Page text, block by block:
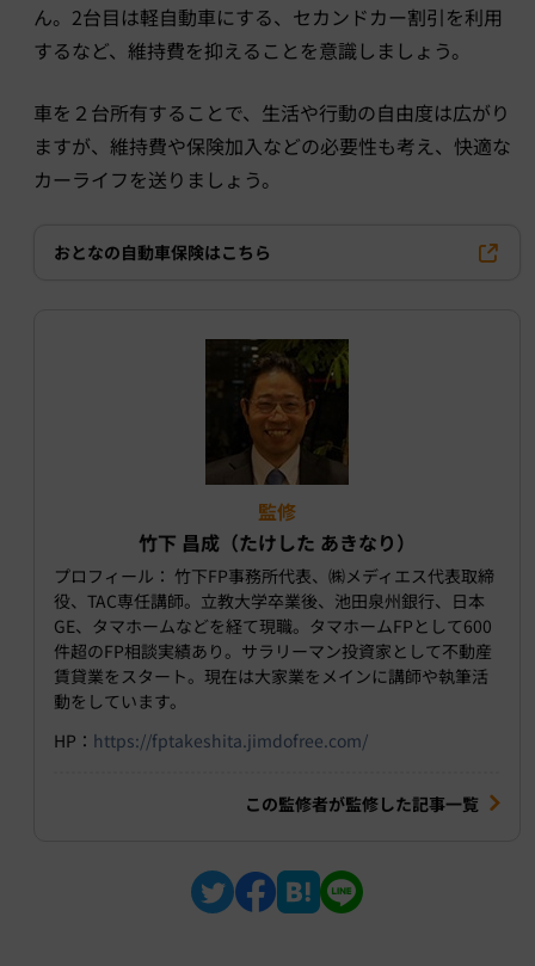
ん。2台目は軽自動車にする、セカンドカー割引を利用
するなど、維持費を抑えることを意識しましょう。
車を２台所有することで、生活や行動の自由度は広がり
ますが、維持費や保険加入などの必要性も考え、快適な
カーライフを送りましょう。
おとなの自動車保険はこちら
監修
竹下 昌成（たけした あきなり）
プロフィール： 竹下FP事務所代表、㈱メディエス代表取締
役、TAC専任講師。立教大学卒業後、池田泉州銀行、日本
GE、タマホームなどを経て現職。タマホームFPとして600
件超のFP相談実績あり。サラリーマン投資家として不動産
賃貸業をスタート。現在は大家業をメインに講師や執筆活
動をしています。
HP： https://fptakeshita.jimdofree.com/
この監修者が監修した記事一覧